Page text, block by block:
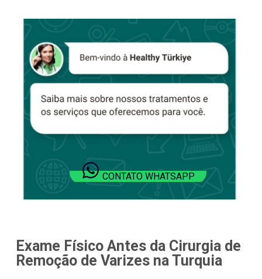
CONTATO WHATSAPP
Exame Físico Antes da Cirurgia de
Remoção de Varizes na Turquia